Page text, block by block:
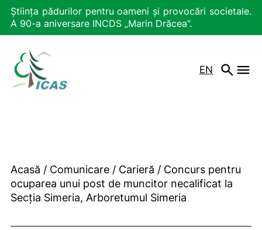
Știința pădurilor pentru oameni și provocări societale.
A 90-a aniversare INCDS „Marin Drăcea”.
EN
Acasă / Comunicare / Carieră / Concurs pentru
ocuparea unui post de muncitor necalificat la
Secția Simeria, Arboretumul Simeria